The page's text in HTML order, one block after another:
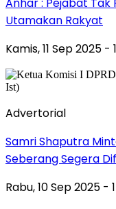
Utamakan Rakyat
Kamis, 11 Sep 2025 -
Advertorial
Samri Shaputra
Seberang Segera
Rabu, 10 Sep 2025 -